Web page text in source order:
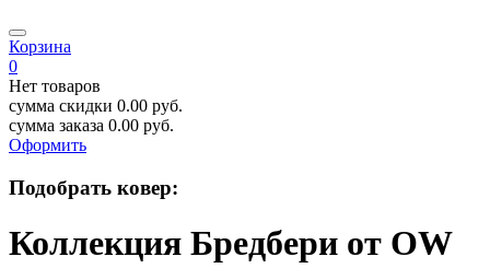
Корзина
0
Нет товаров
сумма скидки 0.00 руб.
сумма заказа 0.00 руб.
Оформить
Подобрать ковер:
Коллекция Бредбери от OW